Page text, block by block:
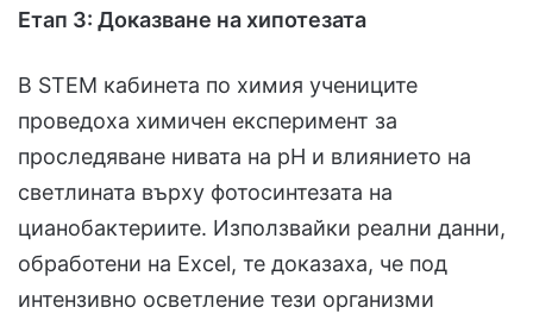
Етап 3: Доказване на хипотезата
В STEM кабинета по химия учениците
проведоха химичен експеримент за
проследяване нивата на pH и влиянието на
светлината върху фотосинтезата на
цианобактериите. Използвайки реални данни,
обработени на Excel, те доказаха, че под
интензивно осветление тези организми